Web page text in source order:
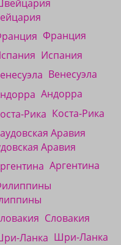
Франция
Испания
Венесуэла
Андорра
Коста-Рика
Аравия
Аргентина
Словакия
Шри-Ланка